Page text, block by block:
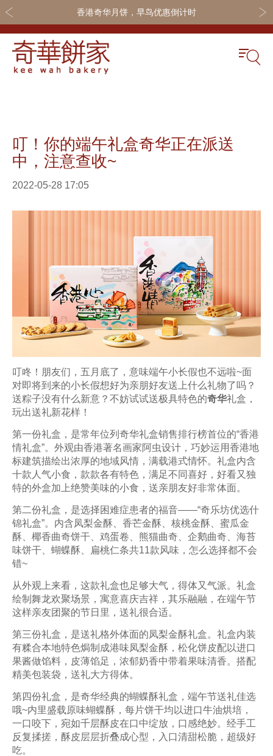
香港奇华月饼，早鸟优惠倒计时
最新推广
网店商城
线下门店
定制服务
奇华礼盒
嫁喜礼饼
节日礼品
所有产品
联系我们
叮！你的端午礼盒奇华正在派送
中，注意查收~
2022-05-28 17:05
叮咚！朋友们，五月底了，意味端午小长假也不远啦~面
对即将到来的小长假想好为亲朋好友送上什么礼物了吗？
送粽子没有什么新意？不妨试试送极具特色的奇华礼盒，
玩出送礼新花样！
第一份礼盒，是常年位列奇华礼盒销售排行榜首位的“香港
情礼盒”。外观由香港著名画家阿虫设计，巧妙运用香港地
标建筑描绘出浓厚的地域风情，满载港式情怀。礼盒内含
十款人气小食，款款各有特色，满足不同喜好，好看又独
特的外盒加上绝赞美味的小食，送亲朋友好非常体面。
第二份礼盒，是选择困难症患者的福音——“奇乐坊优选什
锦礼盒”。内含凤梨金酥、香芒金酥、核桃金酥、蜜瓜金
酥、椰香曲奇饼干、鸡蛋卷、熊猫曲奇、企鹅曲奇、海苔
味饼干、蝴蝶酥、扁桃仁条共11款风味，怎么选择都不会
错~
从外观上来看，这款礼盒也足够大气，得体又气派。礼盒
绘制舞龙欢聚场景，寓意喜庆吉祥，其乐融融，在端午节
这样亲友团聚的节日里，送礼很合适。
第三份礼盒，是送礼格外体面的凤梨金酥礼盒。礼盒内装
有糅合本地特色焗制成港味凤梨金酥，松化饼皮配以进口
果酱做馅料，皮薄馅足，浓郁奶香中带着果味清香。搭配
精美包装袋，送礼大方得体。
第四份礼盒，是奇华经典的蝴蝶酥礼盒，端午节送礼佳选
哦~内里盛载原味蝴蝶酥，每片饼干均以进口牛油烘培，
一口咬下，宛如千层酥皮在口中绽放，口感绝妙。经手工
反复揉搓，酥皮层层折叠成心型，入口清甜松脆，超级好
吃。